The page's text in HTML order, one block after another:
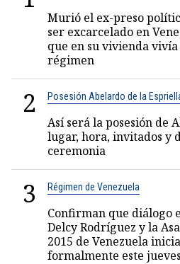
Murió el ex-preso
ser excarcelado en
que en su vivienda
régimen
2 Posesión Abelardo de la
Así será la posesión de
lugar, hora, invitados y
ceremonia
3 Régimen de Venezuela
Confirman que diálogo
Delcy Rodríguez y la
2015 de Venezuela
formalmente este